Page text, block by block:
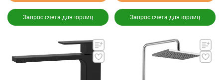
Запрос счета для юрлиц Запрос счета для юрлиц